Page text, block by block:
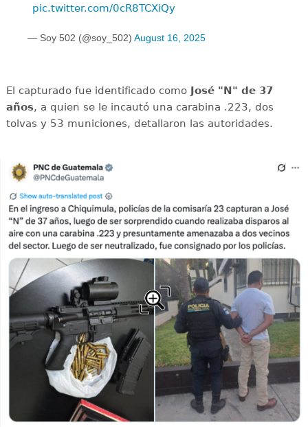
pic.twitter.com/0cR8TCXiQy
— Soy 502 (@soy_502) August 16, 2025
El capturado fue identificado como José "N" de 37
años, a quien se le incautó una carabina .223, dos
tolvas y 53 municiones, detallaron las autoridades.